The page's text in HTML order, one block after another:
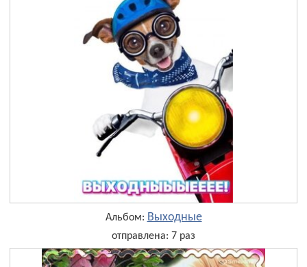
Альбом: Выходные
отправлена: 7 раз